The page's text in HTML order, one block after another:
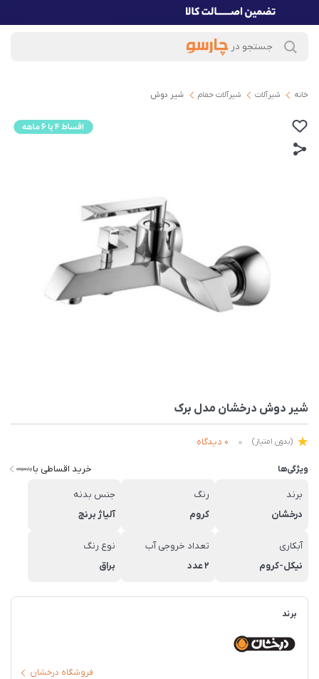
خانه شیرآلات شیرآلات حمام شیر دوش
شیر دوش درخشان مدل برک
(بدون امتیاز) 0 دیدگاه
ویژگی‌ها خرید اقساطی با
برند
درخشان
رنگ
کروم
جنس بدنه
آلیاژ برنج
آبکاری
نیکل-کروم
تعداد خروجی آب
2 عدد
نوع رنگ
براق
برند
فروشگاه درخشان